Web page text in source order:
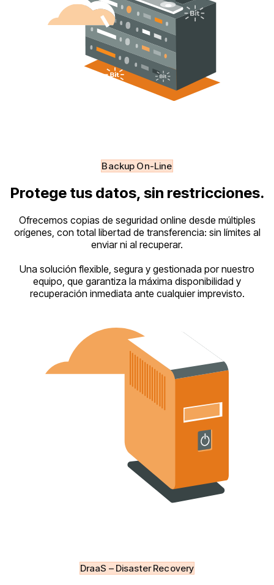
Backup On-Line
Protege tus datos, sin restricciones.
Ofrecemos copias de seguridad online desde múltiples
orígenes, con total libertad de transferencia: sin límites al
enviar ni al recuperar.
Una solución flexible, segura y gestionada por nuestro
equipo, que garantiza la máxima disponibilidad y
recuperación inmediata ante cualquier imprevisto.
DraaS – Disaster Recovery